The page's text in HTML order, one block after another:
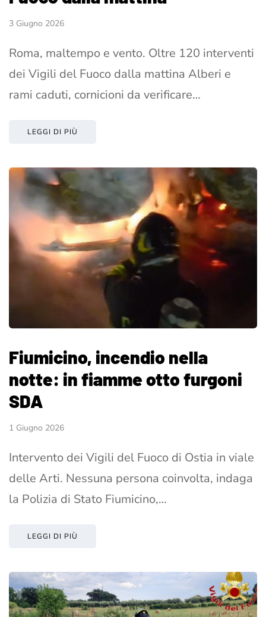
3 Giugno 2026
Roma, maltempo e vento. Oltre 120 interventi
dei Vigili del Fuoco dalla mattina Alberi e
rami caduti, cornicioni da verificare…
LEGGI DI PIÙ
Fiumicino, incendio nella
notte: in fiamme otto furgoni
SDA
1 Giugno 2026
Intervento dei Vigili del Fuoco di Ostia in viale
delle Arti. Nessuna persona coinvolta, indaga
la Polizia di Stato Fiumicino,…
LEGGI DI PIÙ